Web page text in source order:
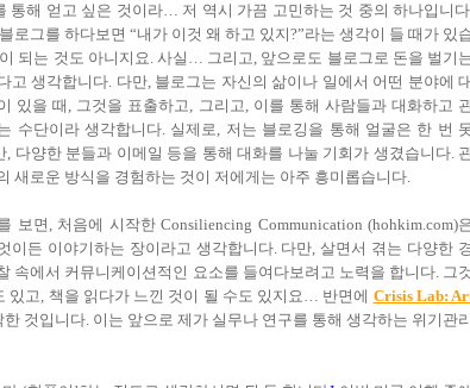
통해 얻고 싶은 것이라… 저 역시 가끔 고민하는 것 중의 하나입니
로그를 하다보면 “내가 이것 왜 하고 있지?”라는 생각이 들 때가 있
되는 것도 아니지요. 사실… 그리고, 앞으로도 블로그로 돈을 벌기
고 생각합니다. 다만, 블로그는 자신의 삶이나 일에서 어떤 분야에 대
있을 때, 그것을 표출하고, 그리고, 이를 통해 사람들과 대화하고
수단이라 생각합니다. 실제로, 저는 블로깅을 통해 얼굴은 한 번
, 다양한 분들과 이메일 등을 통해 대화를 나눌 기회가 생겼습니다.
새로운 방식을 경험하는 것이 저에게는 아주 흥미롭습니다.
보면, 처음에 시작한 Consiliencing Communication (hohkim.com)
이든 이야기하는 장이라고 생각합니다. 다만, 살면서 겪는 다양한 경
속에서 커뮤니케이션적인 요소를 들여다보려고 노력을 합니다. 그것
있고, 책을 읽다가 느낀 것이 될 수도 있지요… 반면에 Crisis Lab:
것입니다. 이는 앞으로 제가 실무나 연구를 통해 생각하는 위기관리